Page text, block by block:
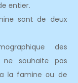
entier.
sont de deux
des
ne souhaite pas
la famine ou de